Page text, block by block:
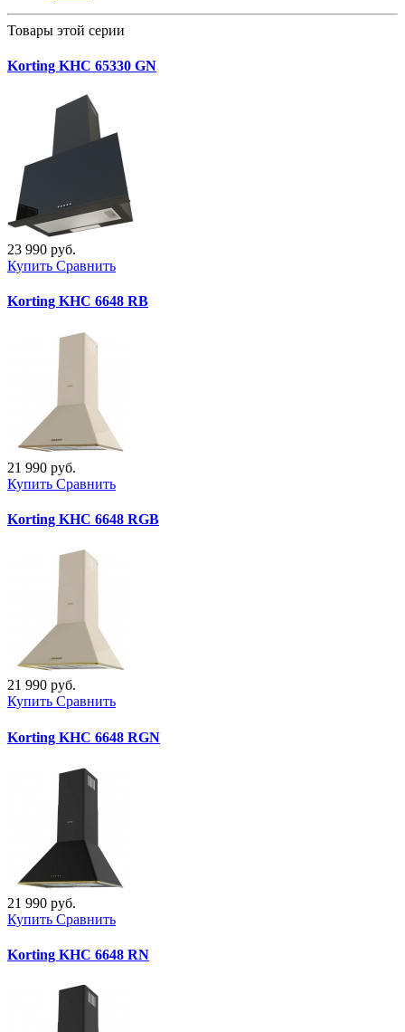
Товары этой серии
Korting KHC 65330 GN
23 990 руб.
Купить Сравнить
Korting KHC 6648 RB
21 990 руб.
Купить Сравнить
Korting KHC 6648 RGB
21 990 руб.
Купить Сравнить
Korting KHC 6648 RGN
21 990 руб.
Купить Сравнить
Korting KHC 6648 RN